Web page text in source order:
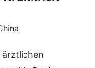
ärztlichen